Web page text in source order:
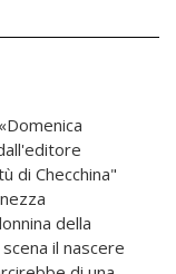
di Checchina"
della
il nascere